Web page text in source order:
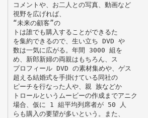
コメントや、お二人との写真、動画など
視野を広げれば、
“未来の顧客”の
トは誰でも購入することができるた
を集約できるので、生い立ち DVD や
数は一気に広がる。年間 3000 組を
め、新郎新婦の両親はもちろん、ス
プロフィール DVD の素材集めや、ゲス
超える結婚式を手掛けている同社の
ピーチを行なった人や、親 族などか
トロールというムービーの作成までアニク
場合、仮に 1 組平均列席者が 50 人
らも購入の要望が多いという。また、